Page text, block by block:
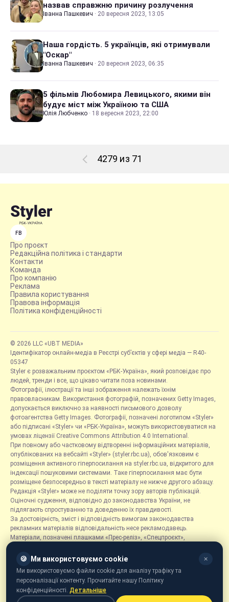
назвав справжню причину розлучення
Іванна Пашкевич · 20 вересня 2023, 13:05
Наша гордість. 5 українців, які отримували
"Оскар"
Іванна Пашкевич · 20 вересня 2023, 06:35
5 фільмів Любомира Левицького, якими він
будує міст між Україною та США
Юлія Любченко · 18 вересня 2023, 22:00
4279 из 71
FB
Про проєкт
Редакційна політика і стандарти
Контакти
Команда
Про компанію
Реклама
Правила користування
Правова інформація
Політика конфіденційності
© 2026 LLC «UBT MEDIA»
Ідентифікатор онлайн-медіа в Реєстрі суб’єктів у сфері медіа — R40-
05347
Styler є розважальним проєктом «РБК-Україна», який розповідає про
людей, тренди і все, що цікаво читати поза новинами.
Фотографії, ілюстрації та інші зображення належать їхнім
правовласникам. Використання фотографій, позначених Getty Images,
допускається виключно за наявності письмового дозволу
фотоагентства Getty Images. Фотографії, позначені логотипом «Styler»
або підписані «Styler» чи «РБК-Україна», можуть використовуватися на
умовах ліцензії Creative Commons Attribution 4.0 International.
При повному або частковому відтворенні інформаційних матеріалів,
опублікованих на вебсайті «Styler» (styler.rbc.ua), обов'язковим є
розміщення активного гіперпосилання на styler.rbc.ua, відкритого для
індексації пошуковими системами. Таке гіперпосилання має бути
розміщене безпосередньо в тексті матеріалу не нижче другого абзацу.
Редакція «Styler» може не поділяти точку зору авторів публікацій.
Оціночні судження, відповідно до законодавства України, не
підлягають спростуванню та доведенню їх правдивості.
За достовірність, зміст і відповідність вимогам законодавства
рекламних матеріалів відповідальність несе рекламодавець.
Матеріали, позначені плашками «Прес-реліз», «Спецпроєкт»,
розміщуються на правах реклами.
Рубрика «Новини компаній» є інформаційним форматом, що містить
новини, повідомлення та оголошення, пов'язані з діяльністю
компаній, і ґрунтується на інформації, наданій відповідними
компаніями. Редакція не несе відповідальності за достовірність такої
🍪 Ми використовуємо cookie ✕
Ми використовуємо файли cookie для аналізу трафіку та
персоналізації контенту. Прочитайте нашу Політику
конфіденційності. Детальніше